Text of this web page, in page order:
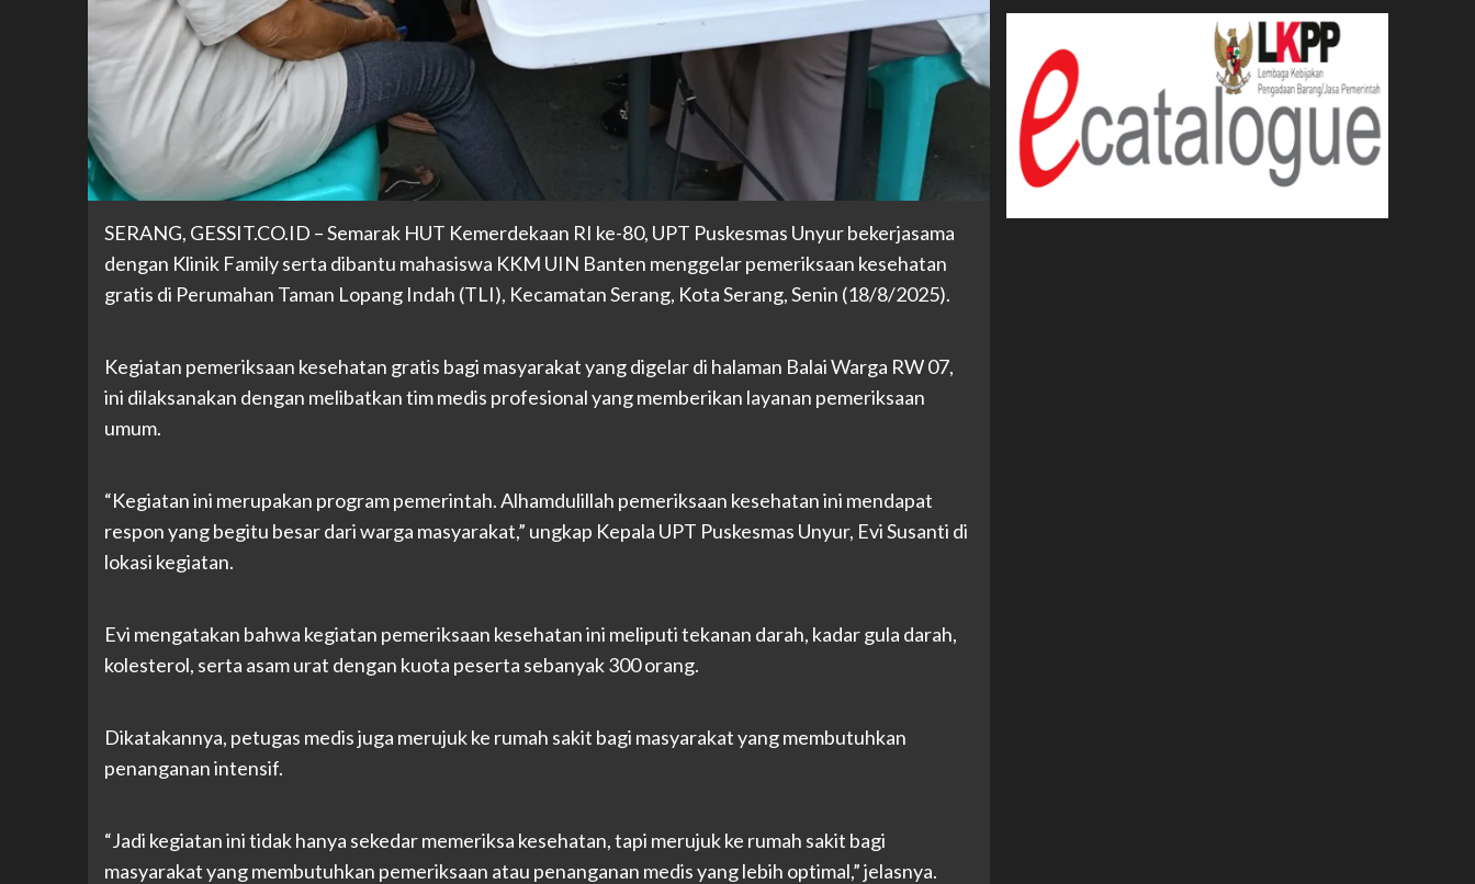
SERANG, GESSIT.CO.ID – Semarak HUT Kemerdekaan RI ke-80, UPT Puskesmas Unyur bekerjasama
dengan Klinik Family serta dibantu mahasiswa KKM UIN Banten menggelar pemeriksaan kesehatan
gratis di Perumahan Taman Lopang Indah (TLI), Kecamatan Serang, Kota Serang, Senin (18/8/2025).
Kegiatan pemeriksaan kesehatan gratis bagi masyarakat yang digelar di halaman Balai Warga RW 07,
ini dilaksanakan dengan melibatkan tim medis profesional yang memberikan layanan pemeriksaan
umum.
“Kegiatan ini merupakan program pemerintah. Alhamdulillah pemeriksaan kesehatan ini mendapat
respon yang begitu besar dari warga masyarakat,” ungkap Kepala UPT Puskesmas Unyur, Evi Susanti di
lokasi kegiatan.
Evi mengatakan bahwa kegiatan pemeriksaan kesehatan ini meliputi tekanan darah, kadar gula darah,
kolesterol, serta asam urat dengan kuota peserta sebanyak 300 orang.
Dikatakannya, petugas medis juga merujuk ke rumah sakit bagi masyarakat yang membutuhkan
penanganan intensif.
“Jadi kegiatan ini tidak hanya sekedar memeriksa kesehatan, tapi merujuk ke rumah sakit bagi
masyarakat yang membutuhkan pemeriksaan atau penanganan medis yang lebih optimal,” jelasnya.